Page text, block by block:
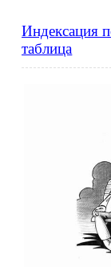
Индексация
таблица